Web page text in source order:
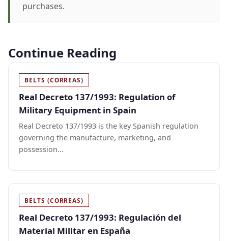
purchases.
Continue Reading
BELTS (CORREAS)
Real Decreto 137/1993: Regulation of
Military Equipment in Spain
Real Decreto 137/1993 is the key Spanish regulation
governing the manufacture, marketing, and
possession...
BELTS (CORREAS)
Real Decreto 137/1993: Regulación del
Material Militar en España